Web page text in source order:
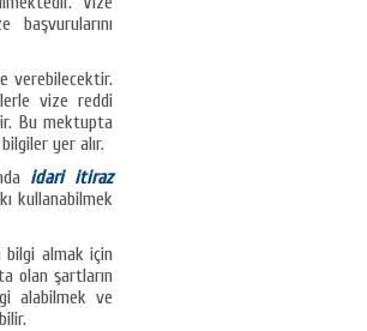
verebilecektir.
vize reddi
Bu mektupta
yer alır.
idari itiraz
kullanabilmek
bilgi almak için
olan şartların
alabilmek ve